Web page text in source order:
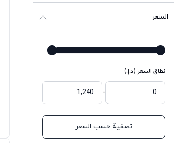
السعر
نطاق السعر (د.إ.)
-
تصفية حسب السعر